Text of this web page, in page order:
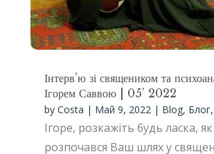
Інтерв’ю зі священиком та
Ігорем Саввою | 05’ 2022
by Costa | Май 9, 2022| Blog, Блог,
Ігоре, розкажіть будь ласка, як
розпочався Ваш шлях у